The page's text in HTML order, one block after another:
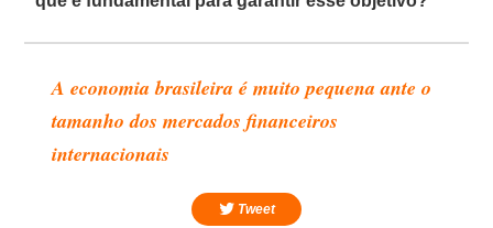
A economia brasileira é muito pequena ante o
tamanho dos mercados financeiros
internacionais
Tweet